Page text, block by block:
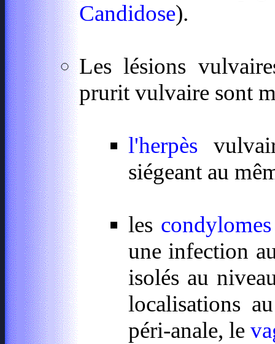
Candidose).
Les lésions
prurit vulvaire sont
l'herpès
siégeant au
les condylomes
une infection
isolés au
localisations
péri-anale, le